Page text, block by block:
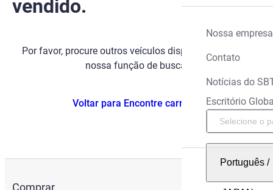
Nossa empresa
Contato
Notícias do
Escritório
Português/
vendido.
Por favor, procure outros veículos disponíveis usando
nossa função de busca.
Voltar para Encontre carros
Comprar